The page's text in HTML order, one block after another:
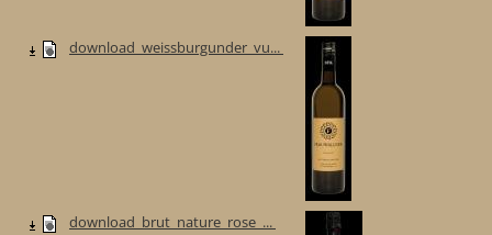
download_weissburgunder_vu...
download_brut_nature_rose_...